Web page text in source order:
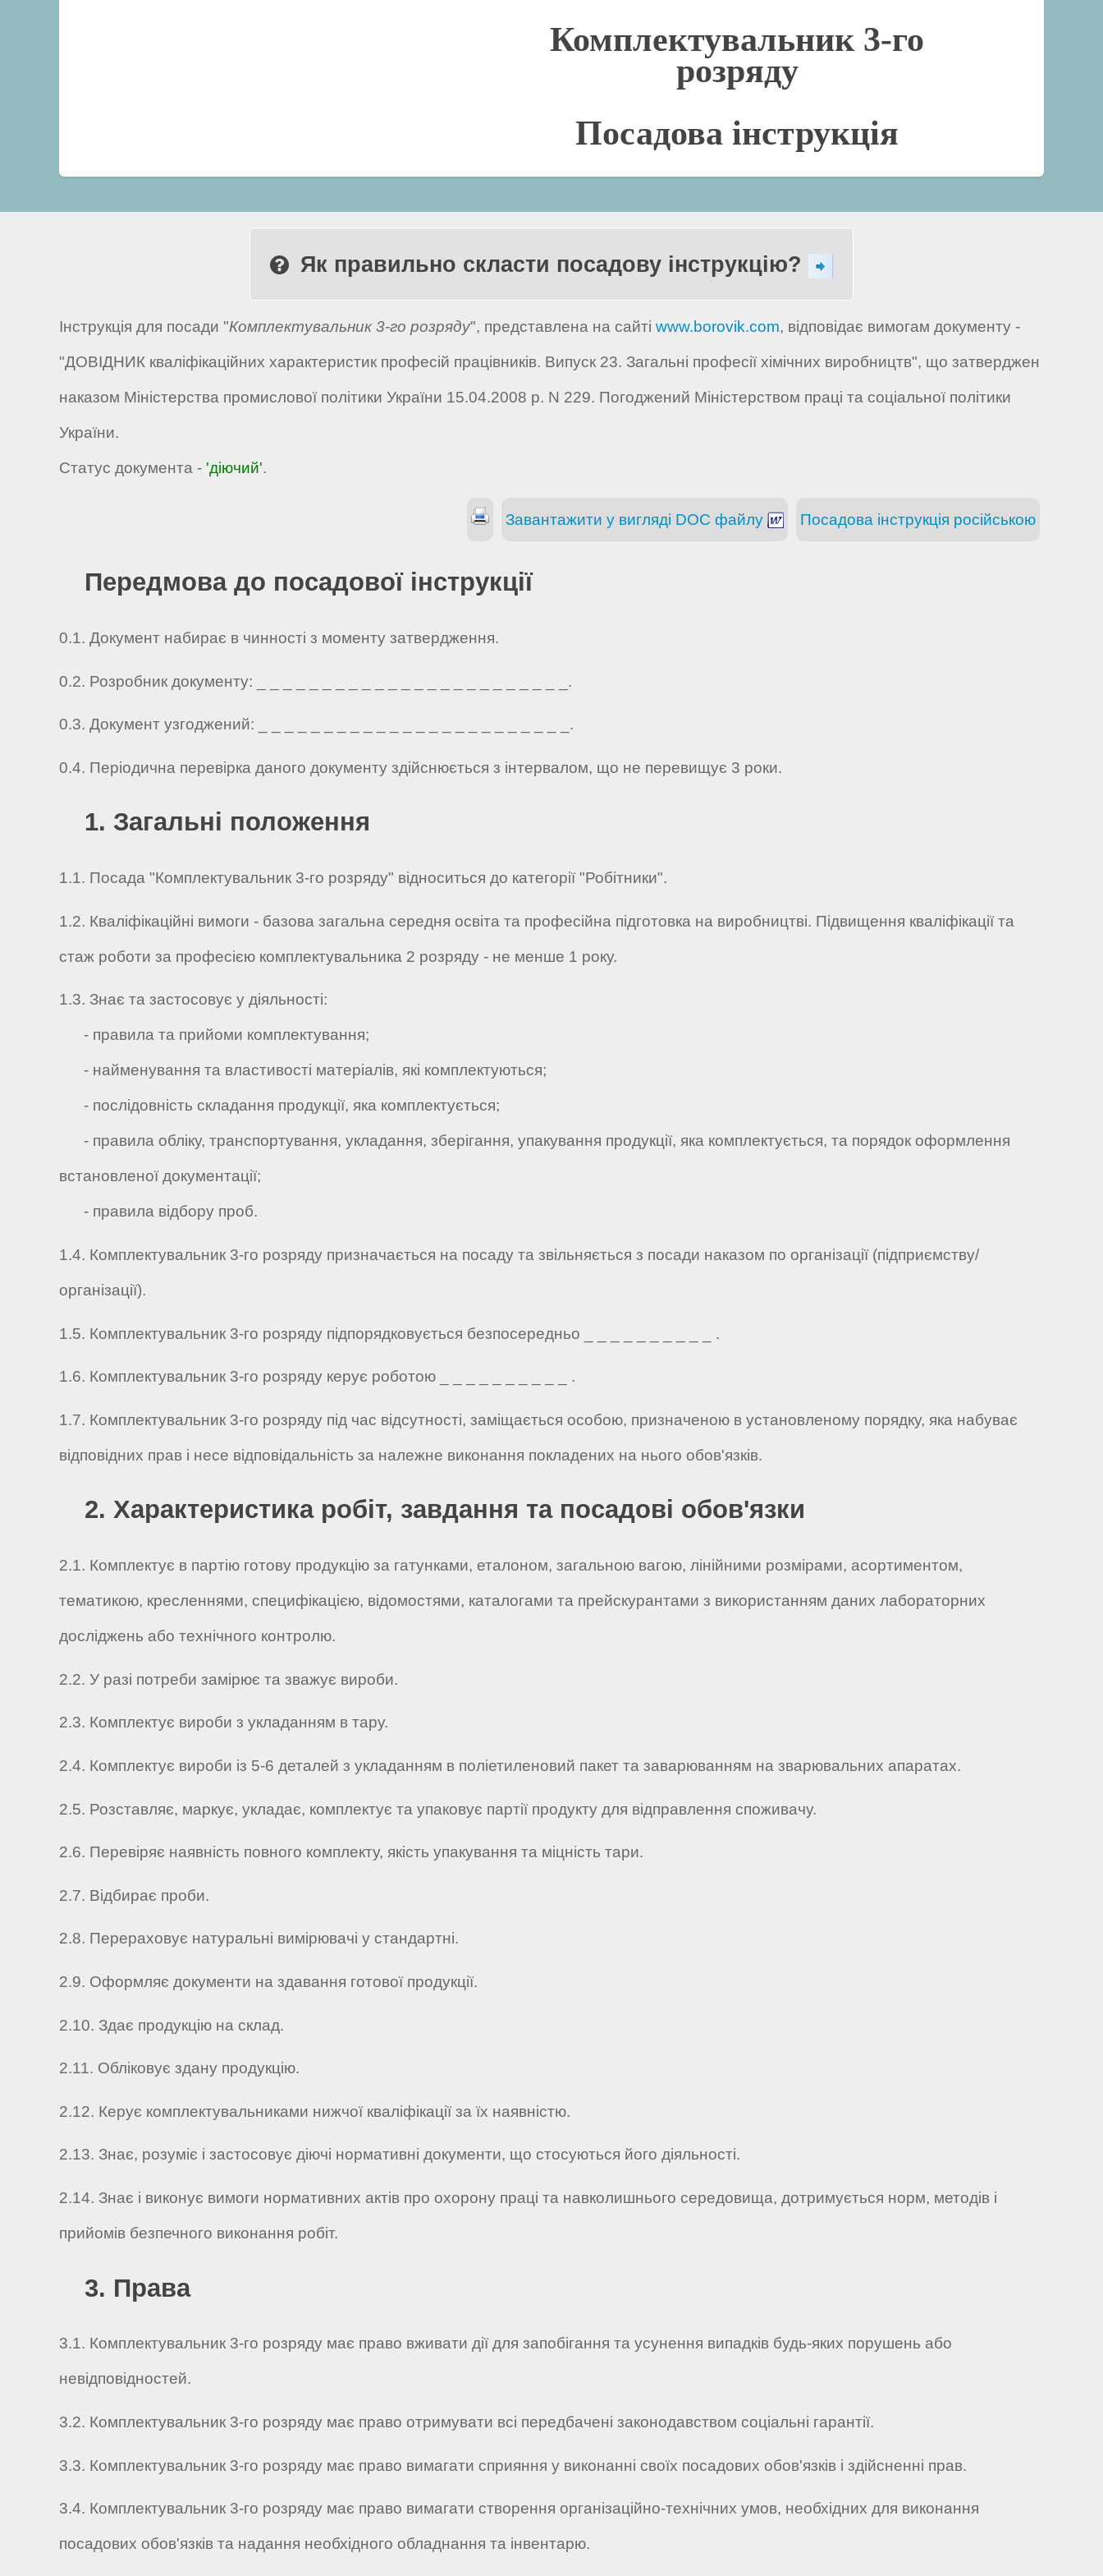
Комплектувальник 3-го
розряду
Посадова інструкція
Як правильно скласти посадову інструкцію?
Інструкція для посади "Комплектувальник 3-го розряду", представлена на сайті www.borovik.com, відповідає вимогам документу -
"ДОВІДНИК кваліфікаційних характеристик професій працівників. Випуск 23. Загальні професії хімічних виробництв", що затверджен
наказом Міністерства промислової політики України 15.04.2008 р. N 229. Погоджений Міністерством праці та соціальної політики
України.
Статус документа - 'діючий'.
Посадова інструкція російською
Завантажити у вигляді DOC файлу
Передмова до посадової інструкції
0.1. Документ набирає в чинності з моменту затвердження.
0.2. Розробник документу: _ _ _ _ _ _ _ _ _ _ _ _ _ _ _ _ _ _ _ _ _ _ _ _.
0.3. Документ узгоджений: _ _ _ _ _ _ _ _ _ _ _ _ _ _ _ _ _ _ _ _ _ _ _ _.
0.4. Періодична перевірка даного документу здійснюється з інтервалом, що не перевищує 3 роки.
1. Загальні положення
1.1. Посада "Комплектувальник 3-го розряду" відноситься до категорії "Робітники".
1.2. Кваліфікаційні вимоги - базова загальна середня освіта та професійна підготовка на виробництві. Підвищення кваліфікації та
стаж роботи за професією комплектувальника 2 розряду - не менше 1 року.
1.3. Знає та застосовує у діяльності:
- правила та прийоми комплектування;
- найменування та властивості матеріалів, які комплектуються;
- послідовність складання продукції, яка комплектується;
- правила обліку, транспортування, укладання, зберігання, упакування продукції, яка комплектується, та порядок оформлення
встановленої документації;
- правила відбору проб.
1.4. Комплектувальник 3-го розряду призначається на посаду та звільняється з посади наказом по організації (підприємству/
організації).
1.5. Комплектувальник 3-го розряду підпорядковується безпосередньо _ _ _ _ _ _ _ _ _ _ .
1.6. Комплектувальник 3-го розряду керує роботою _ _ _ _ _ _ _ _ _ _ .
1.7. Комплектувальник 3-го розряду під час відсутності, заміщається особою, призначеною в установленому порядку, яка набуває
відповідних прав і несе відповідальність за належне виконання покладених на нього обов'язків.
2. Характеристика робіт, завдання та посадові обов'язки
2.1. Комплектує в партію готову продукцію за гатунками, еталоном, загальною вагою, лінійними розмірами, асортиментом,
тематикою, кресленнями, специфікацією, відомостями, каталогами та прейскурантами з використанням даних лабораторних
досліджень або технічного контролю.
2.2. У разі потреби замірює та зважує вироби.
2.3. Комплектує вироби з укладанням в тару.
2.4. Комплектує вироби із 5-6 деталей з укладанням в поліетиленовий пакет та заварюванням на зварювальних апаратах.
2.5. Розставляє, маркує, укладає, комплектує та упаковує партії продукту для відправлення споживачу.
2.6. Перевіряє наявність повного комплекту, якість упакування та міцність тари.
2.7. Відбирає проби.
2.8. Перераховує натуральні вимірювачі у стандартні.
2.9. Оформляє документи на здавання готової продукції.
2.10. Здає продукцію на склад.
2.11. Обліковує здану продукцію.
2.12. Керує комплектувальниками нижчої кваліфікації за їх наявністю.
2.13. Знає, розуміє і застосовує діючі нормативні документи, що стосуються його діяльності.
2.14. Знає і виконує вимоги нормативних актів про охорону праці та навколишнього середовища, дотримується норм, методів і
прийомів безпечного виконання робіт.
3. Права
3.1. Комплектувальник 3-го розряду має право вживати дії для запобігання та усунення випадків будь-яких порушень або
невідповідностей.
3.2. Комплектувальник 3-го розряду має право отримувати всі передбачені законодавством соціальні гарантії.
3.3. Комплектувальник 3-го розряду має право вимагати сприяння у виконанні своїх посадових обов'язків і здійсненні прав.
3.4. Комплектувальник 3-го розряду має право вимагати створення організаційно-технічних умов, необхідних для виконання
посадових обов'язків та надання необхідного обладнання та інвентарю.